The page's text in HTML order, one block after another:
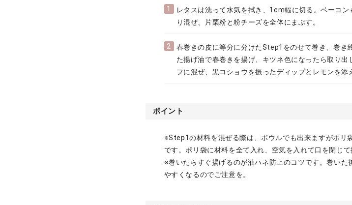
1
レタスは洗って水気を拭き、1cm幅に切る。ベーコ
り混ぜ、片栗粉と粉チーズを全体にまぶす。
2
春巻きの皮に等分に分けたStep1をのせて巻き、巻
た揚げ油で春巻きを揚げ、キツネ色になったら取り
フに混ぜ、黒コショウを振ったディップとレモンを添
ポイント
※Step1の材料を混ぜる際は、ボウルでも出来ますがポリ
です。ポリ袋に材料を全て入れ、空気を入れて口を閉じて
※巻いたらすぐ揚げるのが油ハネ防止のコツです。巻い
やすくなるのでご注意を。